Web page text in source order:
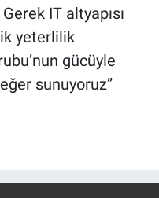
IT altyapısı
yeterlilik
gücüyle
sunuyoruz”